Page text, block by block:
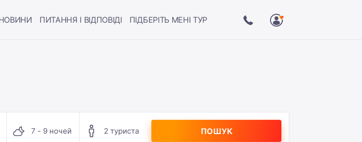
ПИТАННЯ І ВІДПОВІДІ ПІДБЕРІТЬ МЕНІ ТУР
7 - 9 ночей 2 туриста ПОШУК